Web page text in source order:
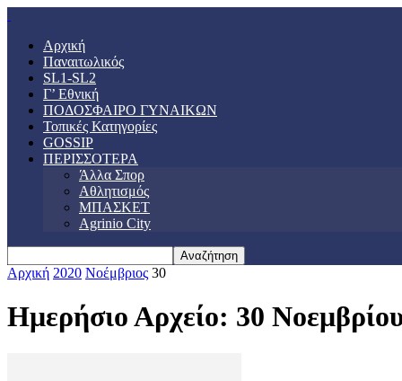
Αρχική
Παναιτωλικός
SL1-SL2
Γ’ Εθνική
ΠΟΔΟΣΦΑΙΡΟ ΓΥΝΑΙΚΩΝ
Τοπικές Κατηγορίες
GOSSIP
ΠΕΡΙΣΣΟΤΕΡΑ
Άλλα Σπορ
Αθλητισμός
ΜΠΑΣΚΕΤ
Agrinio City
Αρχική 2020 Νοέμβριος 30
Ημερήσιο Αρχείο: 30